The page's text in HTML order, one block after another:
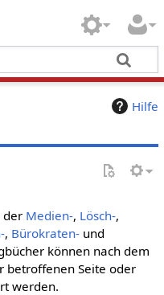
Hilfe
der Medien-, Lösch-,
, Bürokraten-und
können nach dem
betroffenen Seite oder
werden.